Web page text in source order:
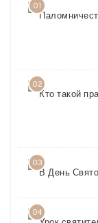
01
02
03
04